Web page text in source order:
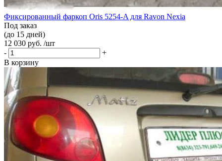
Фиксированный фаркоп Oris 5254-A для Ravon Nexia
Под заказ
(до 15 дней)
12 030 руб. /шт
-
+
В корзину